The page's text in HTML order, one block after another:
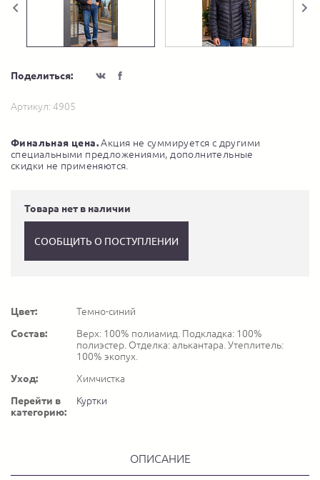
Поделиться:
Артикул: 4905
Финальная цена.Акция не суммируется с другими
специальными предложениями, дополнительные
скидки не применяются.
Товара нет в наличии
СООБЩИТЬ О ПОСТУПЛЕНИИ
Цвет:
Темно-синий
Состав:
Верх: 100% полиамид. Подкладка: 100%
полиэстер. Отделка: алькантара. Утеплитель:
100% экопух.
Уход:
Химчистка
Перейти в
категорию:
Куртки
ОПИСАНИЕ